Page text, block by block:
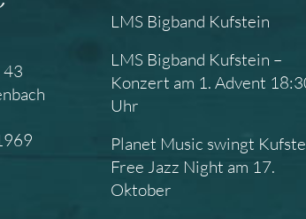
43
LMS Bigband Kufstein
LMS Bigband Kufstein –
Konzert am 1. Advent
Uhr
Planet Music swingt
Free Jazz Night am 17.
Oktober